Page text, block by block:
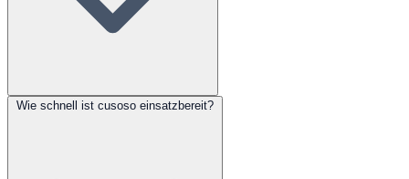
Wie schnell ist cusoso einsatzbereit?